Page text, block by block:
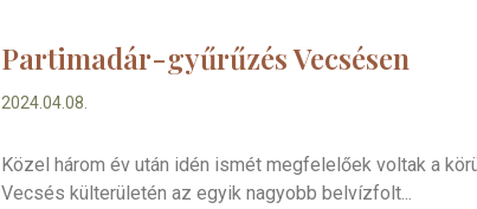
Partimadár-gyűrűzés Vecsésen
2024.04.08.
Közel három év után idén ismét megfelelőek voltak a
Vecsés külterületén az egyik nagyobb belvízfolt